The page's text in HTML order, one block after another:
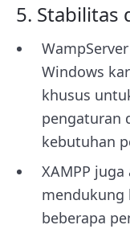
5. Stabilitas
Windows
khusus
pengaturan
kebutuhan
XAMPP
mendukung
beberapa